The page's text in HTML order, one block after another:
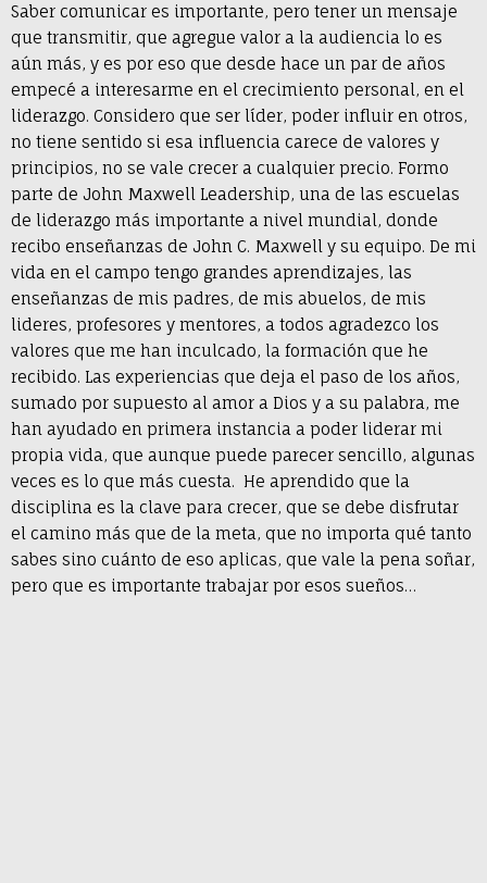
Saber comunicar es importante, pero tener un mensaje
que transmitir, que agregue valor a la audiencia lo es
aún más, y es por eso que desde hace un par de años
empecé a interesarme en el crecimiento personal, en el
liderazgo. Considero que ser líder, poder influir en otros,
no tiene sentido si esa influencia carece de valores y
principios, no se vale crecer a cualquier precio. Formo
parte de John Maxwell Leadership, una de las escuelas
de liderazgo más importante a nivel mundial, donde
recibo enseñanzas de John C. Maxwell y su equipo. De mi
vida en el campo tengo grandes aprendizajes, las
enseñanzas de mis padres, de mis abuelos, de mis
lideres, profesores y mentores, a todos agradezco los
valores que me han inculcado, la formación que he
recibido. Las experiencias que deja el paso de los años,
sumado por supuesto al amor a Dios y a su palabra, me
han ayudado en primera instancia a poder liderar mi
propia vida, que aunque puede parecer sencillo, algunas
veces es lo que más cuesta. He aprendido que la
disciplina es la clave para crecer, que se debe disfrutar
el camino más que de la meta, que no importa qué tanto
sabes sino cuánto de eso aplicas, que vale la pena soñar,
pero que es importante trabajar por esos sueños…